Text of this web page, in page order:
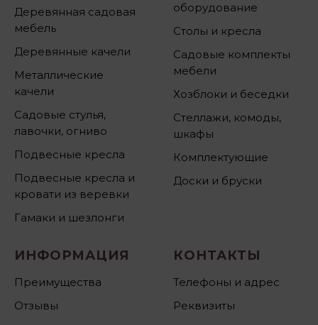
Деревянная садовая
мебель
Деревянные качели
Металлические
качели
Садовые стулья,
лавочки, огниво
Подвесные кресла
Подвесные кресла и
кровати из веревки
Гамаки и шезлонги
оборудование
Столы и кресла
Садовые комплекты
мебели
Хозблоки и беседки
Стеллажи, комоды,
шкафы
Комплектующие
Доски и бруски
ИНФОРМАЦИЯ
Преимущества
Отзывы
КОНТАКТЫ
Телефоны и адрес
Реквизиты